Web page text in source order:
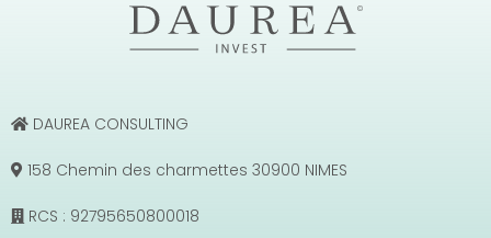
DAUREA CONSULTING
158 Chemin des charmettes 30900 NIMES
RCS : 92795650800018